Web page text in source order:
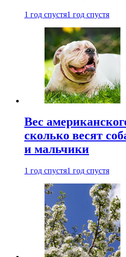
1 год спустя1 год спустя
Вес
сколько весят
и мальчики
1 год спустя1 год спустя